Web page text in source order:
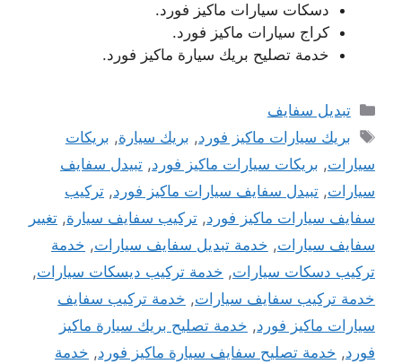
دسكات سيارات ماكيز فورد.
كراج سيارات ماكيز فورد.
خدمة تصليح بريك سيارة ماكيز فورد.
التصنيفات
تبديل سفايف
الوسوم
بريك سيارات ماكيز فورد, بريك سيارة, بريكات
سيارات, بريكات سيارات ماكيز فورد, تبيدل سفايف
سيارات, تبيدل سفايف سيارات ماكيز فورد, تركيب
سفايف سيارات ماكيز فورد, تركيب سفايف سيارة, تغيير
سفايف سيارات, خدمة تبديل سفايف سيارات, خدمة
تركيب دسكات سيارات, خدمة تركيب ديسكات سيارات,
خدمة تركيب سفايف سيارات, خدمة تركيب سفايف
سيارات ماكيز فورد, خدمة تصليح بريك سيارة ماكيز
فورد, خدمة تصليح سفايف سيارة ماكيز فورد, خدمة